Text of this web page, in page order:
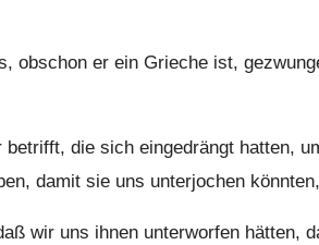
obschon er ein Grieche ist,
die sich eingedrängt hatten,
damit sie uns unterjochen könnten,
wir uns ihnen unterworfen hätten,